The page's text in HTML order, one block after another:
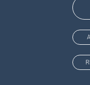
1652933
FUNDO
PRODUTOS